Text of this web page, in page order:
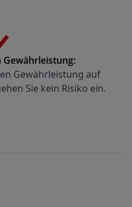
Gewährleistung auf
Sie kein Risiko ein.